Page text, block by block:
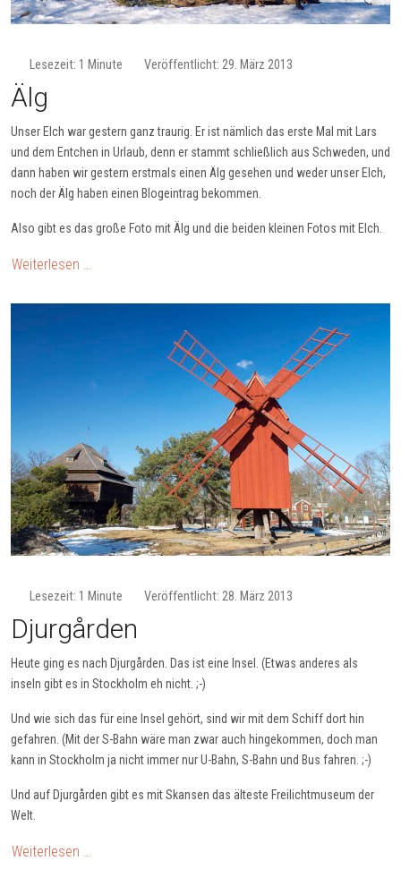
Lesezeit: 1 Minute Veröffentlicht: 29. März 2013
Älg
Unser Elch war gestern ganz traurig. Er ist nämlich das erste Mal mit Lars
und dem Entchen in Urlaub, denn er stammt schließlich aus Schweden, und
dann haben wir gestern erstmals einen Älg gesehen und weder unser Elch,
noch der Älg haben einen Blogeintrag bekommen.
Also gibt es das große Foto mit Älg und die beiden kleinen Fotos mit Elch.
Weiterlesen …
Lesezeit: 1 Minute Veröffentlicht: 28. März 2013
Djurgården
Heute ging es nach Djurgården. Das ist eine Insel. (Etwas anderes als
inseln gibt es in Stockholm eh nicht. ;-)
Und wie sich das für eine Insel gehört, sind wir mit dem Schiff dort hin
gefahren. (Mit der S-Bahn wäre man zwar auch hingekommen, doch man
kann in Stockholm ja nicht immer nur U-Bahn, S-Bahn und Bus fahren. ;-)
Und auf Djurgården gibt es mit Skansen das älteste Freilichtmuseum der
Welt.
Weiterlesen …